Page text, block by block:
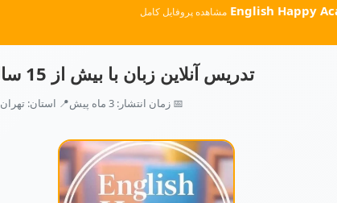
English Happy مشاهده پروفایل کامل
تدریس آنلاین زبان با بیش از 15 سال سابقه ی تدریس
📅 زمان انتشار: 3 ماه پیش 📍 استان: تهران